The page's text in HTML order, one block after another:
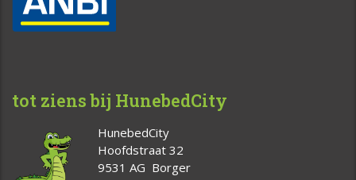
tot ziens bij HunebedCity
HunebedCity
Hoofdstraat 32
9531 AG Borger